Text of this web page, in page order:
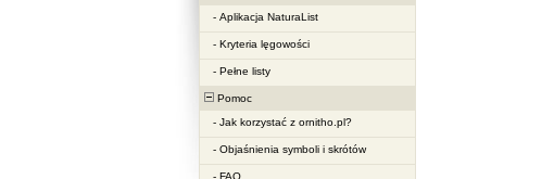
- Aplikacja NaturaList
- Kryteria lęgowości
- Pełne listy
Pomoc
- Jak korzystać z ornitho.pl?
- Objaśnienia symboli i skrótów
- FAQ